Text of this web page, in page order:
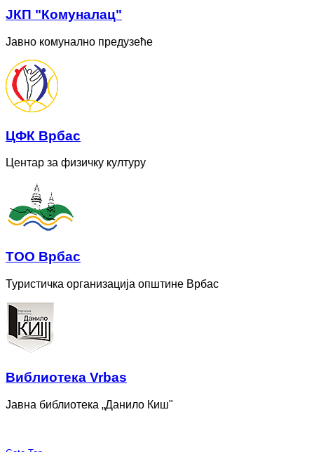
ЈКП "Комуналац"
Јавно комунално предузеће
ЦФК Врбас
Центар за физичку културу
ТОО Врбас
Туристичка организација општине Врбас
Bиблиотека Vrbas
Јавна библиотека „Данило Киш"